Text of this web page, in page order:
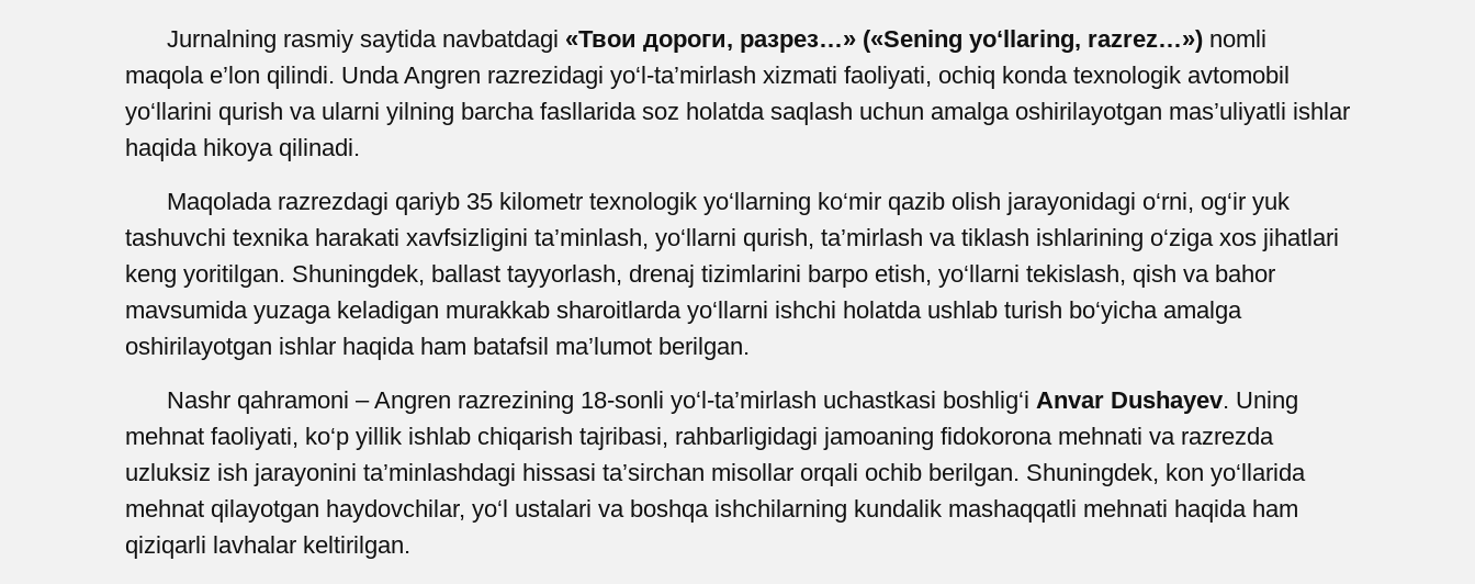
Jurnalning rasmiy saytida navbatdagi «Твои дороги, разрез…» («Sening yo‘llaring, razrez…»)nomli
maqola e’lon qilindi. Unda Angren razrezidagi yo‘l-ta’mirlash xizmati faoliyati, ochiq konda texnologik avtomobil
yo‘llarini qurish va ularni yilning barcha fasllarida soz holatda saqlash uchun amalga oshirilayotgan mas’uliyatli ishlar
haqida hikoya qilinadi.
Maqolada razrezdagi qariyb 35 kilometr texnologik yo‘llarning ko‘mir qazib olish jarayonidagi o‘rni, og‘ir yuk
tashuvchi texnika harakati xavfsizligini ta’minlash, yo‘llarni qurish, ta’mirlash va tiklash ishlarining o‘ziga xos jihatlari
keng yoritilgan. Shuningdek, ballast tayyorlash, drenaj tizimlarini barpo etish, yo‘llarni tekislash, qish va bahor
mavsumida yuzaga keladigan murakkab sharoitlarda yo‘llarni ishchi holatda ushlab turish bo‘yicha amalga
oshirilayotgan ishlar haqida ham batafsil ma’lumot berilgan.
Nashr qahramoni – Angren razrezining 18-sonli yo‘l-ta’mirlash uchastkasi boshlig‘i Anvar Dushayev. Uning
mehnat faoliyati, ko‘p yillik ishlab chiqarish tajribasi, rahbarligidagi jamoaning fidokorona mehnati va razrezda
uzluksiz ish jarayonini ta’minlashdagi hissasi ta’sirchan misollar orqali ochib berilgan. Shuningdek, kon yo‘llarida
mehnat qilayotgan haydovchilar, yo‘l ustalari va boshqa ishchilarning kundalik mashaqqatli mehnati haqida ham
qiziqarli lavhalar keltirilgan.